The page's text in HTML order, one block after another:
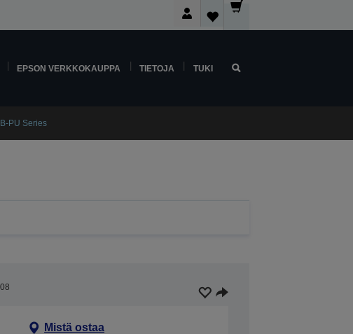
EPSON VERKKOKAUPPA TIETOJA TUKI
PU Series
Mistä ostaa